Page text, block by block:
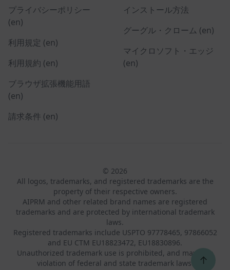
プライバシーポリシー
(en)
利用規定 (en)
利用規約 (en)
ブラウザ拡張機能用語
(en)
請求条件 (en)
インストール方法
グーグル・クローム (en)
マイクロソフト・エッジ
(en)
© 2026
All logos, trademarks, and registered trademarks are the
property of their respective owners.
AIPRM and other related brand names are registered
trademarks and are protected by international trademark
laws.
Registered trademarks include USPTO 97778465, 97866052
and EU CTM EU18823472, EU18830896.
Unauthorized trademark use is prohibited, and may be a
violation of federal and state trademark laws.
↑